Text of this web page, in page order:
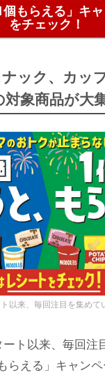
個もらえる」キ
をチェック！
ック、カッ
象商品が大
以来、毎回注目を集めて
ト以来、毎回注
らえる」キャン